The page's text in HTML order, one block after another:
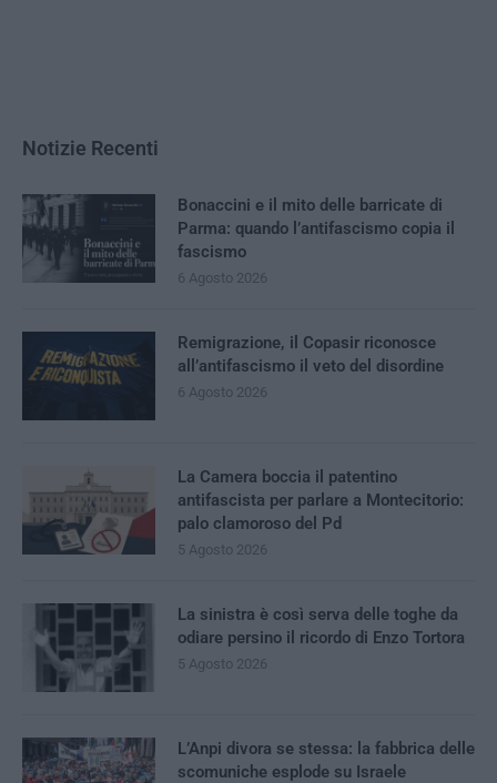
Notizie Recenti
Bonaccini e il mito delle barricate di
Parma: quando l’antifascismo copia il
fascismo
6 Agosto 2026
Remigrazione, il Copasir riconosce
all’antifascismo il veto del disordine
6 Agosto 2026
La Camera boccia il patentino
antifascista per parlare a Montecitorio:
palo clamoroso del Pd
5 Agosto 2026
La sinistra è così serva delle toghe da
odiare persino il ricordo di Enzo Tortora
5 Agosto 2026
L’Anpi divora se stessa: la fabbrica delle
scomuniche esplode su Israele